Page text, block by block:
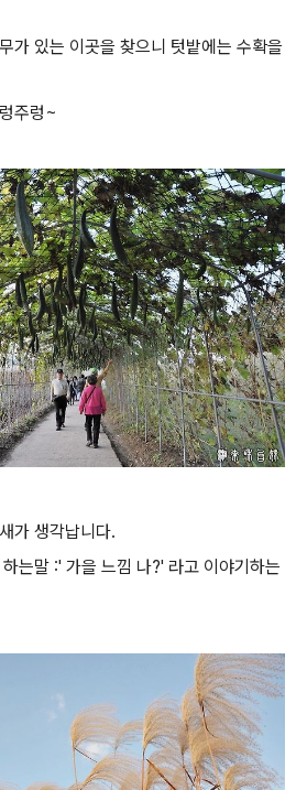
가 있는 이곳을 찾으니 텃밭에는 수확을
주렁~
가 생각납니다.
는말 :' 가을 느낌 나?' 라고 이야기하는